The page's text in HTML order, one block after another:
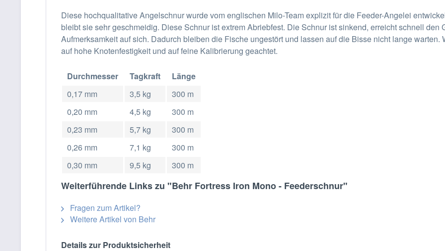
Diese hochqualitative Angelschnur wurde vom englischen Milo-Team explizit für die Feeder-Angelei
bleibt sie sehr geschmeidig. Diese Schnur ist extrem Abriebfest. Die Schnur ist sinkend, erreicht schnell den
Aufmerksamkeit auf sich. Dadurch bleiben die Fische ungestört und lassen auf die Bisse nicht lange
auf hohe Knotenfestigkeit und auf feine Kalibrierung geachtet.
Durchmesser Tagkraft
Länge
0,17 mm
3,5 kg
300 m
0,20 mm
4,5 kg
300 m
0,23 mm
5,7 kg
300 m
0,26 mm
7,1 kg
300 m
0,30 mm
9,5 kg 300 m
Weiterführende Links zu "Behr Fortress Iron Mono - Feederschnur"
Fragen zum Artikel?
Weitere Artikel von Behr
Details zur Produktsicherheit